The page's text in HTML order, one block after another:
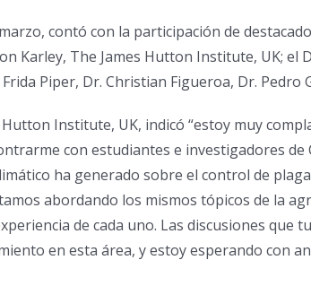
contó con la participación de
Karley, The James Hutton Institute, UK; el
Piper, Dr. Christian Figueroa, Dr. Pedro
Institute, UK, indicó “estoy muy
con estudiantes e investigadores de
ha generado sobre el control de
abordando los mismos tópicos de la
de cada uno. Las discusiones que
en esta área, y estoy esperando con